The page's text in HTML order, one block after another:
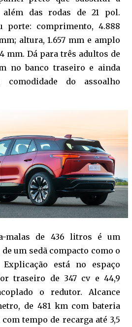
além das rodas de 21 pol.
porte: comprimento, 4.888
altura, 1.657 mm e amplo
mm. Dá para três adultos de
no banco traseiro e ainda
do assoalho
malas de 436 litros é um
um sedã compacto como o
está no espaço
traseiro de 347 cv e 44,9
o redutor. Alcance
de 481 km com bateria
com tempo de recarga até 3,5